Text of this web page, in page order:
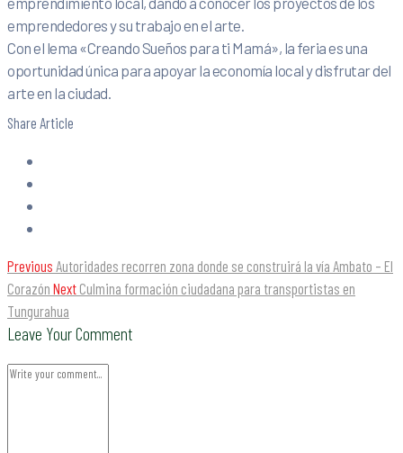
emprendedores y su trabajo en el arte.
Con el lema «Creando Sueños para ti Mamá», la feria es una
oportunidad única para apoyar la economía local y disfrutar del
arte en la ciudad.
Share Article
Previous Autoridades recorren zona donde se construirá la vía Ambato – El
Corazón Next Culmina formación ciudadana para transportistas en
Tungurahua
Leave Your Comment